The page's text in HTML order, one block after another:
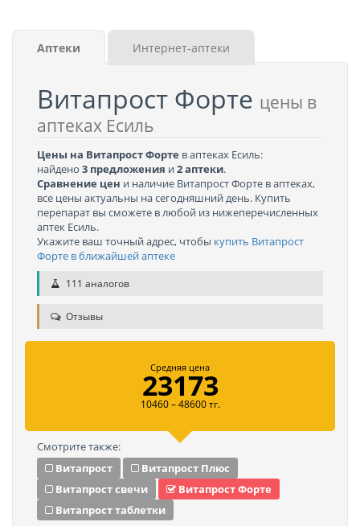
Аптеки Интернет-аптеки
Витапрост Форте цены в
аптеках Есиль
Цены на Витапрост Форте в аптеках Есиль:
найдено 3 предложения и2 аптеки.
Сравнение цен и наличие Витапрост Форте в аптеках,
все цены актуальны на сегодняшний день. Купить
перепарат вы сможете в любой из нижеперечисленных
аптек Есиль.
Укажите ваш точный адрес, чтобы купить Витапрост
Форте в ближайшей аптеке
111 аналогов
Отзывы
Средняя цена
23173
10460 – 48600 тг.
Смотрите также:
Витапрост
Витапрост Плюс
Витапрост свечи
Витапрост Форте
Витапрост таблетки